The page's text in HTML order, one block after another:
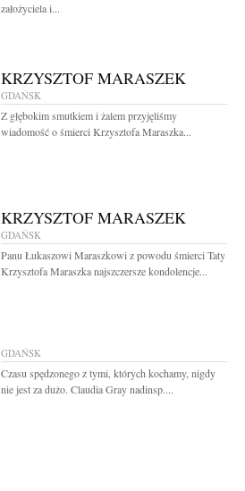
założyciela i...
KRZYSZTOF MARASZEK
GDAŃSK
Z głębokim smutkiem i żalem przyjęliśmy
wiadomość o śmierci Krzysztofa Maraszka...
KRZYSZTOF MARASZEK
GDAŃSK
Panu Łukaszowi Maraszkowi z powodu śmierci Taty
Krzysztofa Maraszka najszczersze kondolencje...
GDAŃSK
Czasu spędzonego z tymi, których kochamy, nigdy
nie jest za dużo. Claudia Gray nadinsp....